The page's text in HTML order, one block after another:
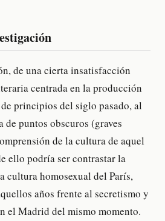
de una cierta insatisfacción
centrada en la producción
principios del siglo pasado, al
de puntos obscuros (graves
de la cultura de aquel
ello podría ser contrastar la
cultura homosexual del París,
años frente al secretismo y
el Madrid del mismo momento.